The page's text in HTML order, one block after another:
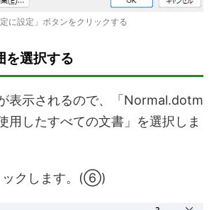
定に設定」ボタンをクリックする
を選択する
表示されるので、「Normal.dotm
用したすべての文書」を選択しま
ックします。(⑥)